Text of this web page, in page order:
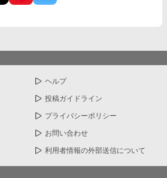
ヘルプ
投稿ガイドライン
プライバシーポリシー
お問い合わせ
利用者情報の外部送信について